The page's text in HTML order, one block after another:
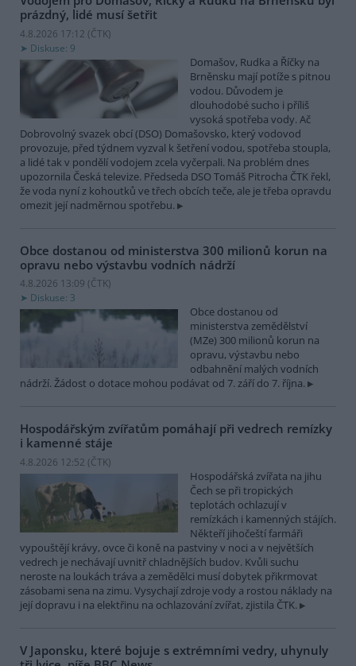
prázdný, lidé musí šetřit
4.8.2026 17:12 (ČTK)
Diskuse: 9
Domašov, Rudka a Říčky na
Brněnsku mají potíže s pitnou
vodou. Důvodem je
dlouhodobé sucho i příliš
vysoká spotřeba vody. Ač
Dobrovolný svazek obcí (DSO) Domašovsko, který vodovod
provozuje, před týdnem vyzval k šetření vodou, spotřeba stoupla,
a lidé tak v pondělí vodojem zcela vyčerpali. Na problém dnes
upozornila Česká televize. Předseda DSO Tomáš Pitrocha ČTK řekl,
že voda nyní z kohoutků ve třech obcích teče, ale je třeba opravdu
omezit její nadměrnou spotřebu.
Obce dostanou od ministerstva 300 milionů korun na
opravu nebo výstavbu vodních nádrží
4.8.2026 13:09 (ČTK)
Diskuse: 3
Obce dostanou od
ministerstva zemědělství
(MZe) 300 milionů korun na
opravu, výstavbu nebo
odbahnění malých vodních
nádrží. Žádost o dotace mohou podávat od 7. září do 7. října.
Hospodářským zvířatům pomáhají při vedrech remízky
i kamenné stáje
4.8.2026 12:52 (ČTK)
Hospodářská zvířata na jihu
Čech se při tropických
teplotách ochlazují v
remízkách i kamenných stájích.
Někteří jihočeští farmáři
vypouštějí krávy, ovce či koně na pastviny v noci a v největších
vedrech je nechávají uvnitř chladnějších budov. Kvůli suchu
neroste na loukách tráva a zemědělci musí dobytek přikrmovat
zásobami sena na zimu. Vysychají zdroje vody a rostou náklady na
její dopravu i na elektřinu na ochlazování zvířat, zjistila ČTK.
V Japonsku, které bojuje s extrémními vedry, uhynuly